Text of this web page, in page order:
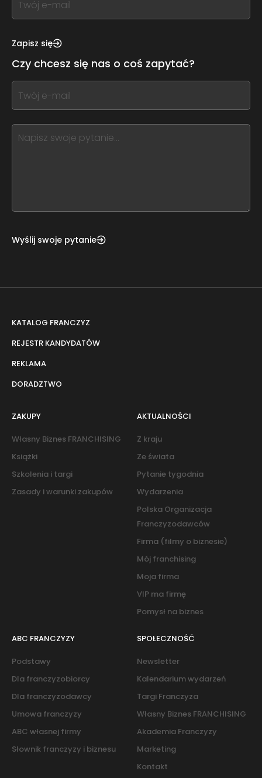
you
this,
this
form
field
blank
Zapisz się
Czy chcesz się nas o coś zapytać?
If
you
this,
leave
Wyślij swoje pytanie
KATALOG FRANCZYZ
REJESTR KANDYDATÓW
REKLAMA
DORADZTWO
ZAKUPY
Własny Biznes FRANCHISING
Książki
Szkolenia i targi
Zasady i warunki zakupów
AKTUALNOŚCI
Z kraju
Ze świata
Pytanie tygodnia
Wydarzenia
Polska Organizacja
Franczyzodawców
Firma (filmy o biznesie)
Mój franchising
Moja firma
VIP ma firmę
Pomysł na biznes
ABC FRANCZYZY
Podstawy
Dla franczyzobiorcy
Dla franczyzodawcy
Umowa franczyzy
ABC własnej firmy
Słownik franczyzy i biznesu
SPOŁECZNOŚĆ
Newsletter
Kalendarium wydarzeń
Targi Franczyza
Własny Biznes FRANCHISING
Akademia Franczyzy
Marketing
Kontakt